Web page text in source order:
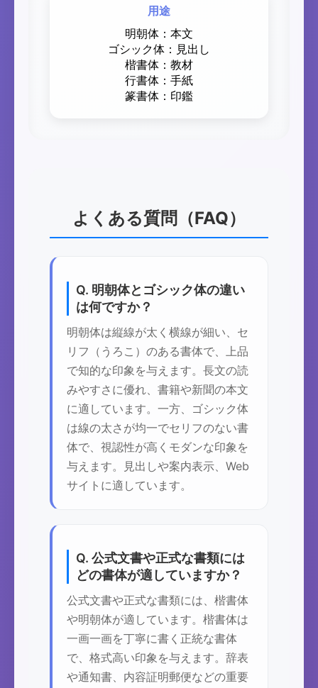
用途
明朝体：本文
ゴシック体：見出し
楷書体：教材
行書体：手紙
篆書体：印鑑
よくある質問（FAQ）
Q. 明朝体とゴシック体の違い
は何ですか？
明朝体は縦線が太く横線が細い、セ
リフ（うろこ）のある書体で、上品
で知的な印象を与えます。長文の読
みやすさに優れ、書籍や新聞の本文
に適しています。一方、ゴシック体
は線の太さが均一でセリフのない書
体で、視認性が高くモダンな印象を
与えます。見出しや案内表示、Web
サイトに適しています。
Q. 公式文書や正式な書類には
どの書体が適していますか？
公式文書や正式な書類には、楷書体
や明朝体が適しています。楷書体は
一画一画を丁寧に書く正統な書体
で、格式高い印象を与えます。辞表
や通知書、内容証明郵便などの重要